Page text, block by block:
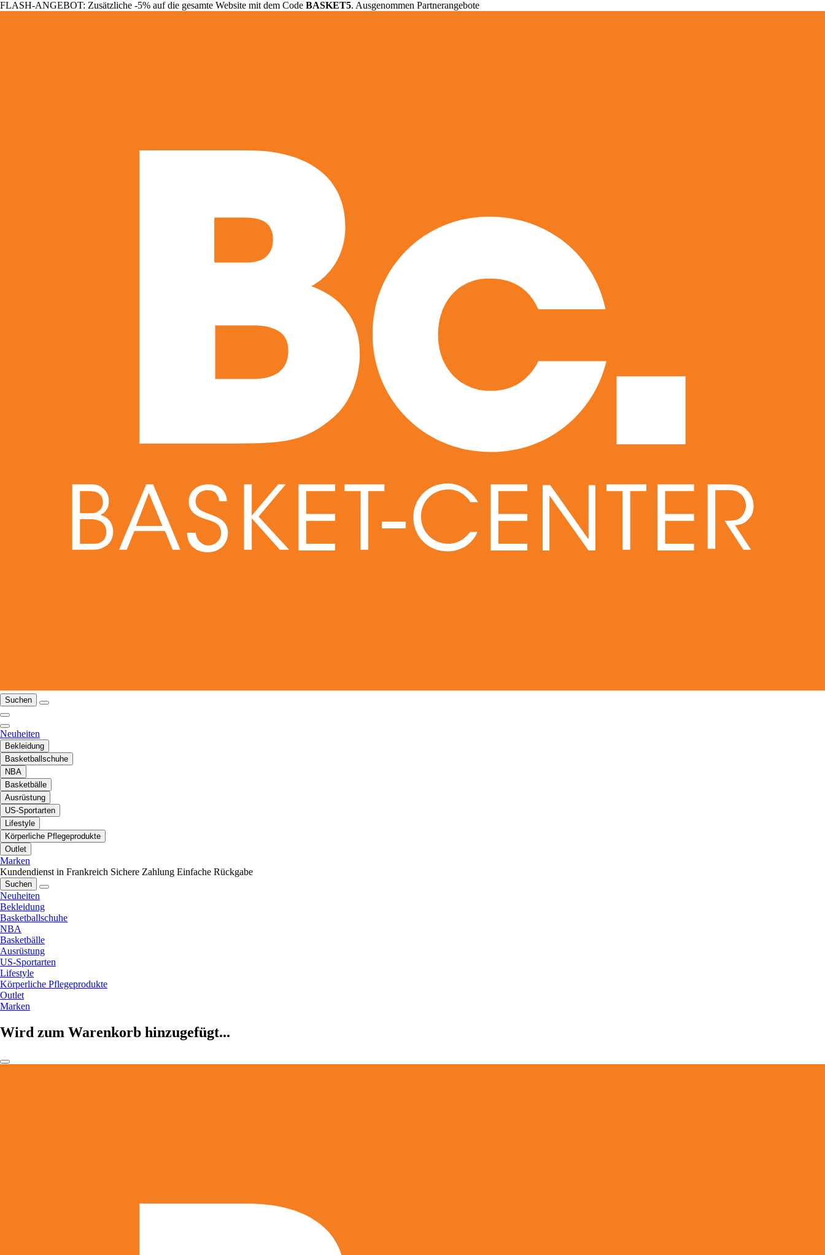
FLASH-ANGEBOT: Zusätzliche -5% auf die gesamte Website mit dem Code BASKET5. Ausgenommen Partnerangebote
Suchen
Neuheiten
Bekleidung
Basketballschuhe
NBA
Basketbälle
Ausrüstung
US-Sportarten
Lifestyle
Körperliche Pflegeprodukte
Outlet
Marken
Kundendienst in Frankreich Sichere Zahlung Einfache Rückgabe
Suchen
Neuheiten
Bekleidung
Basketballschuhe
NBA
Basketbälle
Ausrüstung
US-Sportarten
Lifestyle
Körperliche Pflegeprodukte
Outlet
Marken
Wird zum Warenkorb hinzugefügt...